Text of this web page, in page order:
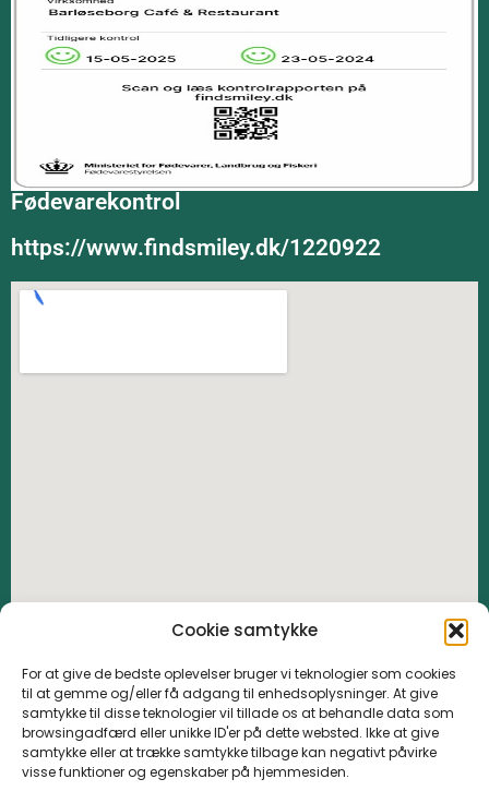
Cookie samtykke
For at give de bedste oplevelser bruger vi teknologier som cookies
til at gemme og/eller få adgang til enhedsoplysninger. At give
samtykke til disse teknologier vil tillade os at behandle data som
browsingadfærd eller unikke ID'er på dette websted. Ikke at give
samtykke eller at trække samtykke tilbage kan negativt påvirke
visse funktioner og egenskaber på hjemmesiden.
Fødevarekontrol
https://www.findsmiley.dk/1220922